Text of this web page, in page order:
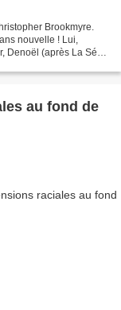
Brookmyre.
nouvelle ! Lui,
Denoël (après La Série
au fond de